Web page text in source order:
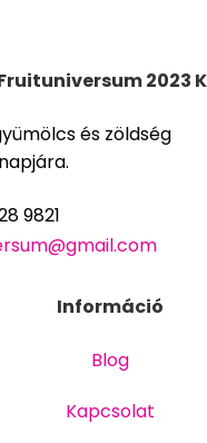
2023
és zöldség
9821
Információ
Blog
Kapcsolat